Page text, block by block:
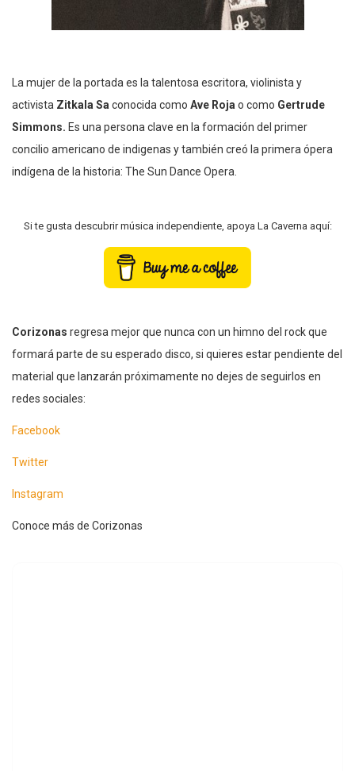
La mujer de la portada es la talentosa escritora, violinista y
activista Zitkala Sa conocida como Ave Roja o como Gertrude
Simmons. Es una persona clave en la formación del primer
concilio americano de indigenas y también creó la primera ópera
indígena de la historia: The Sun Dance Opera.
Si te gusta descubrir música independiente, apoya La Caverna aquí:
Corizonas regresa mejor que nunca con un himno del rock que
formará parte de su esperado disco, si quieres estar pendiente del
material que lanzarán próximamente no dejes de seguirlos en
redes sociales:
Facebook
Twitter
Instagram
Conoce más de Corizonas